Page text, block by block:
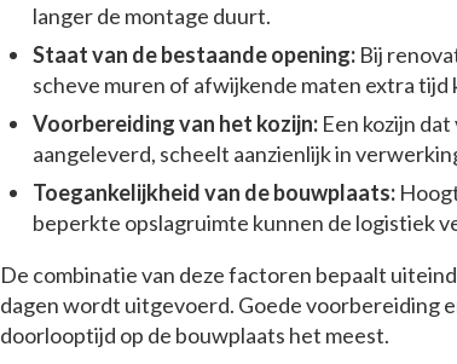
langer de montage duurt.
Staat van de bestaande opening: Bij
scheve muren of afwijkende maten extra tijd
Voorbereiding van het kozijn: Een kozijn
aangeleverd, scheelt aanzienlijk in
Toegankelijkheid van de bouwplaats:
beperkte opslagruimte kunnen de logistiek
De combinatie van deze factoren bepaalt
dagen wordt uitgevoerd. Goede voorbereiding
doorlooptijd op de bouwplaats het meest.